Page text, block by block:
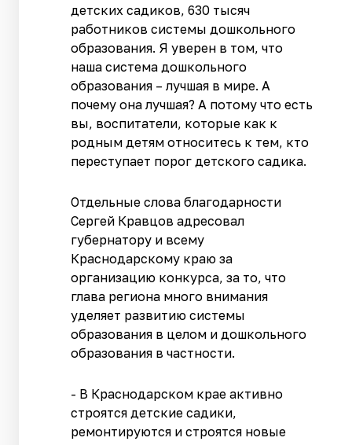
детских садиков, 630 тысяч
работников системы дошкольного
образования. Я уверен в том, что
наша система дошкольного
образования – лучшая в мире. А
почему она лучшая? А потому что есть
вы, воспитатели, которые как к
родным детям относитесь к тем, кто
переступает порог детского садика.
Отдельные слова благодарности
Сергей Кравцов адресовал
губернатору и всему
Краснодарскому краю за
организацию конкурса, за то, что
глава региона много внимания
уделяет развитию системы
образования в целом и дошкольного
образования в частности.
- В Краснодарском крае активно
строятся детские садики,
ремонтируются и строятся новые